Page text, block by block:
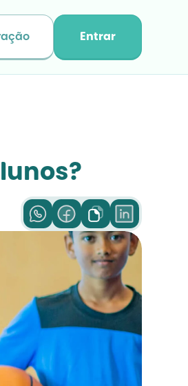
Entrar